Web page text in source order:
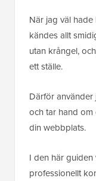
När jag väl
kändes allt
utan krångel,
ett ställe.
Därför använder
och tar hand
din webbplats.
I den här
professionellt